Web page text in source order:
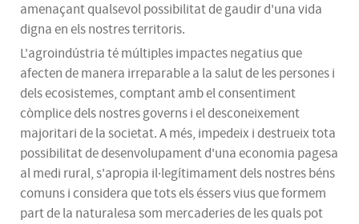
amenaçant qualsevol possibilitat de gaudir d'una vida
digna en els nostres territoris.
L'agroindústria té múltiples impactes negatius que
afecten de manera irreparable a la salut de les persones i
dels ecosistemes, comptant amb el consentiment
còmplice dels nostres governs i el desconeixement
majoritari de la societat. A més, impedeix i destrueix tota
possibilitat de desenvolupament d'una economia pagesa
al medi rural, s'apropia il·legítimament dels nostres béns
comuns i considera que tots els éssers vius que formem
part de la naturalesa som mercaderies de les quals pot